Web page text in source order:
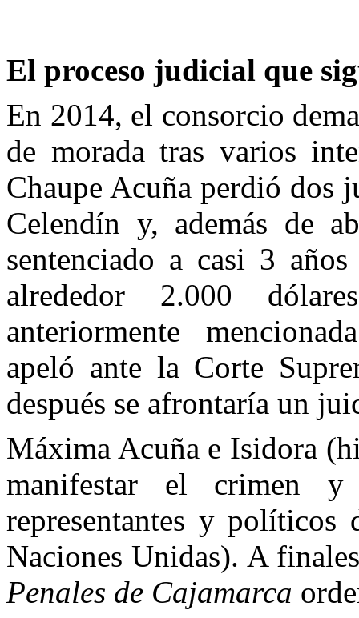
El proceso judicial que
En 2014, el consorcio
de morada tras varios
Chaupe Acuña perdió dos
Celendín y, además de
sentenciado a casi 3
alrededor 2.000
anteriormente
apeló ante la Corte
después se afrontaría un
Máxima Acuña e Isidora
manifestar el crimen y
representantes y
Naciones Unidas). A
Penales de Cajamarca